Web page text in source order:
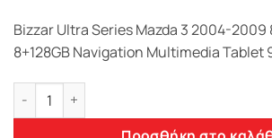
Bizzar Ultra Series Mazda 3 2004-2009
8+128GB Navigation Multimedia Tablet
Bizzar Ultra Series Mazda 3 2004-2009